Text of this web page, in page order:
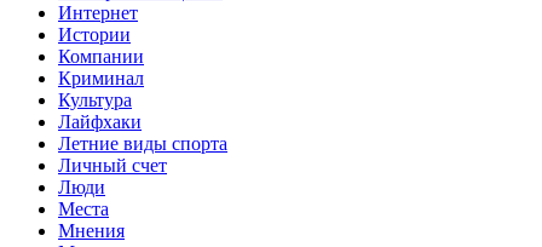
Интернет
Истории
Компании
Криминал
Культура
Лайфхаки
Летние виды спорта
Личный счет
Люди
Места
Мнения